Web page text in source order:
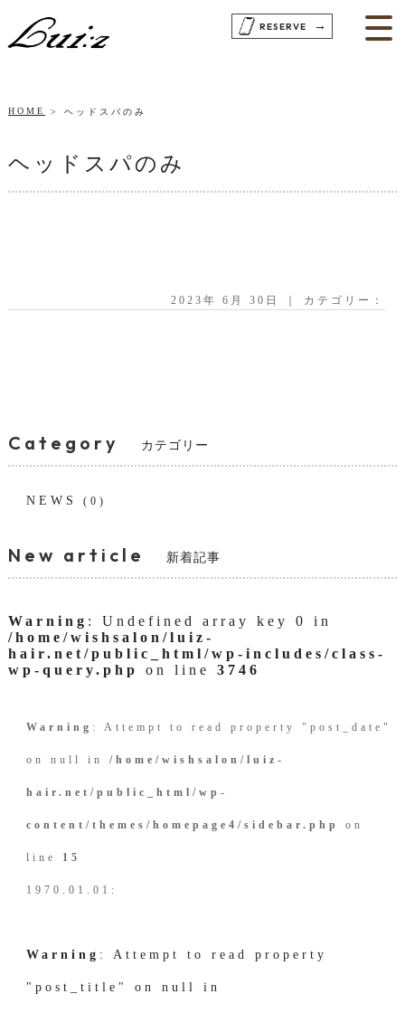
RESERVE →
HOME ヘッドスパのみ
ヘッドスパのみ
2023年 6月 30日 ｜ カテゴリー：
Category カテゴリー
NEWS (0)
New article 新着記事
Warning : Undefined array key 0 in
/home/wishsalon/luiz-
hair.net/public_html/wp-includes/class-
wp-query.php
on line 3746
Warning : Attempt to read property "post_date"
on null in /home/wishsalon/luiz-
hair.net/public_html/wp-
content/themes/homepage4/sidebar.php on
line 15
1970.01.01:
Warning : Attempt to read property
"post_title" on null in